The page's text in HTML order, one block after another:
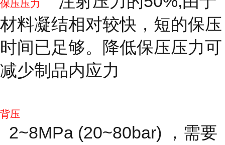
保压压力
材料凝结相对较快，短的保压
时间已足够。降低保压压力可
减少制品内应力
背压
2~8MPa (20~80bar) ，需要